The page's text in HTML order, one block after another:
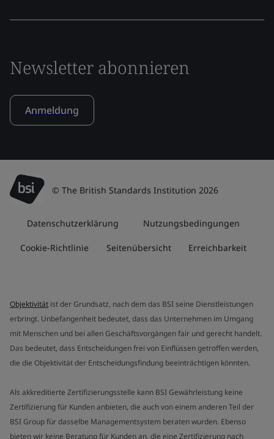
Newsletter abonnieren
Anmeldung
© The British Standards Institution 2026
Datenschutzerklärung Nutzungsbedingungen
Cookie-Richtlinie Seitenübersicht Erreichbarkeit
Objektivität ist der Grundsatz, nach dem das BSI seine Dienstleistungen
erbringt. Unbefangenheit bedeutet, dass das Unternehmen im Umgang
mit Menschen und bei allen Geschäftsvorgängen fair und gerecht handelt.
Das bedeutet, dass Entscheidungen frei von Einflüssen getroffen werden,
die die Objektivität der Entscheidungsfindung beeinträchtigen könnten.
Als akkreditierte Zertifizierungsstelle kann BSI Gewährleistung keine
Zertifizierung für Kunden anbieten, die auch von einem anderen Teil der
BSI Group für dasselbe Managementsystem beraten wurden. Ebenso
bieten wir keine Beratung für Kunden an, die eine Zertifizierung nach